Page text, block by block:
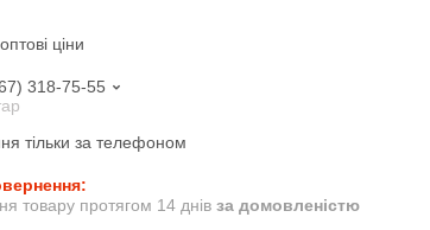
ціни
318-75-55
тільки за телефоном
товару протягом 14 днів за домовленістю